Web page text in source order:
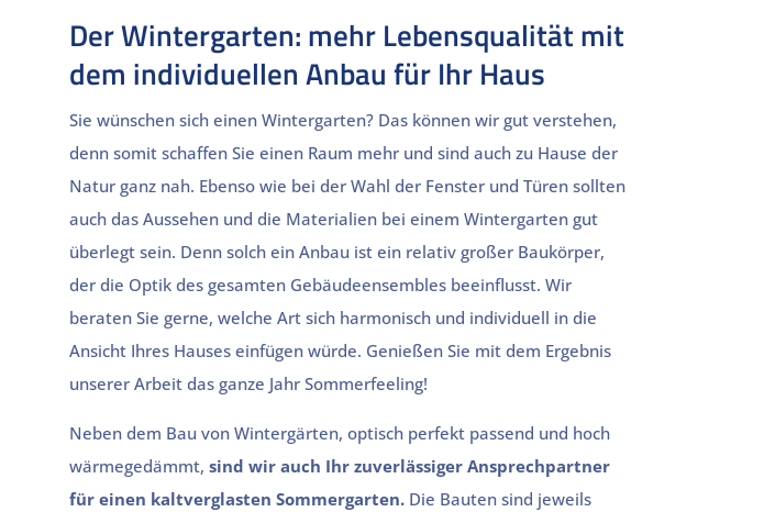
Der Wintergarten: mehr Lebensqualität mit
dem individuellen Anbau für Ihr Haus
Sie wünschen sich einen Wintergarten? Das können wir gut verstehen,
denn somit schaffen Sie einen Raum mehr und sind auch zu Hause der
Natur ganz nah. Ebenso wie bei der Wahl der Fenster und Türen sollten
auch das Aussehen und die Materialien bei einem Wintergarten gut
überlegt sein. Denn solch ein Anbau ist ein relativ großer Baukörper,
der die Optik des gesamten Gebäudeensembles beeinflusst. Wir
beraten Sie gerne, welche Art sich harmonisch und individuell in die
Ansicht Ihres Hauses einfügen würde. Genießen Sie mit dem Ergebnis
unserer Arbeit das ganze Jahr Sommerfeeling!
Neben dem Bau von Wintergärten, optisch perfekt passend und hoch
wärmegedämmt, sind wir auch Ihr zuverlässiger Ansprechpartner
für einen kaltverglasten Sommergarten. Die Bauten sind jeweils